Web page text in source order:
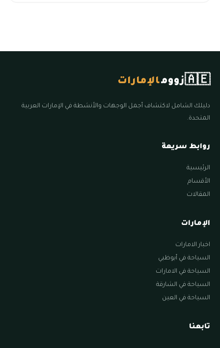
🇦🇪زوومالإمارات
دليلك الشامل لاكتشاف أجمل الوجهات والأنشطة في الإمارات العربية
المتحدة.
روابط سريعة
الرئيسية
الأقسام
المقالات
الإمارات
اخبار الامارات
السياحة في أبوظبي
السياحة في الامارات
السياحة في الشارقة
السياحة في العين
تابعنا